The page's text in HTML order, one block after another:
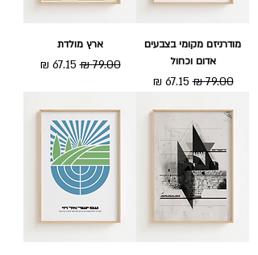
מודרניזם מקומי בצבעים
אדום וכחול
מחיר רגיל‏79.00 ‏₪ מחיר מבצע
ארץ מולדת
מחיר רגיל‏79.00 ‏₪ מחיר מבצע